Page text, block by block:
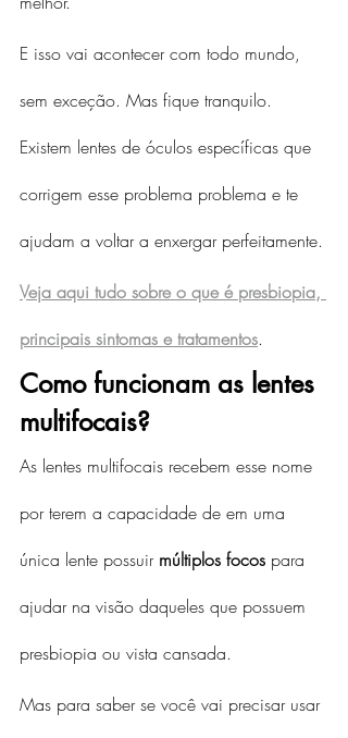
E isso vai acontecer com todo mundo,
sem exceção. Mas fique tranquilo.
Existem lentes de óculos específicas que
corrigem esse problema problema e te
ajudam a voltar a enxergar perfeitamente.
Veja aqui tudo sobre o que é presbiopia,
principais sintomas e tratamentos.
Como funcionam as lentes
multifocais?
As lentes multifocais recebem esse nome
por terem a capacidade de em uma
única lente possuir múltiplos focos para
ajudar na visão daqueles que possuem
presbiopia ou vista cansada.
Mas para saber se você vai precisar usar